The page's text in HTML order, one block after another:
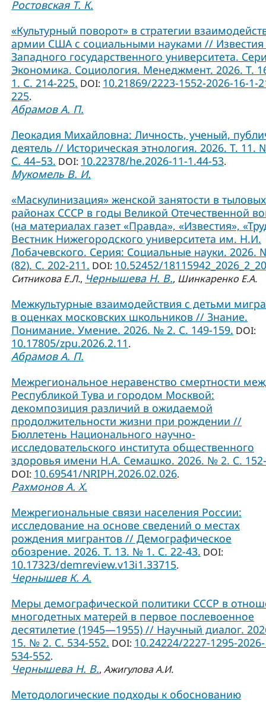
Ростовская Т. К.
«Культурный поворот» в стратегии
армии США с социальными науками //
Западного государственного университета.
Экономика. Социология. Менеджмент. 2026. Т.
1. С. 214-225. DOI: 10.21869/2223-1552-2026-16-1-
225.
Абрамов А. П.
Леокадия Михайловна: Личность, ученый,
деятель // Историческая этнология. 2026. Т. 11.
С. 44–53. DOI: 10.22378/he.2026-11-1.44-53.
Мукомель В. И.
«Маскулинизация» женской занятости в тыловых
районах СССР в годы Великой Отечественной
(на материалах газет «Правда», «Известия»,
Вестник Нижегородского университета им. Н.И.
Лобачевского. Серия: Социальные науки. 2026.
(82). С. 202-211. DOI: 10.52452/
Ситникова Е.Л., Чернышева Н. В., Шинкаренко Е.А.
Межкультурные взаимодействия с детьми
в оценках московских школьников // Знание.
Понимание. Умение. 2026. № 2. С. 149-159. DOI:
10.17805/zpu.2026.2.11.
Абрамов А. П.
Межрегиональное неравенство смертности
Республикой Тува и городом Москвой:
декомпозиция различий в ожидаемой
продолжительности жизни при рождении //
Бюллетень Национального научно-
исследовательского института общественного
здоровья имени Н.А. Семашко. 2026. № 2. С.
DOI: 10.69541/NRIPH.2026.02.026.
Рахмонов А. Х.
Межрегиональные связи населения России:
исследование на основе сведений о местах
рождения мигрантов // Демографическое
обозрение. 2026. Т. 13. № 1. С. 22-43. DOI:
10.17323/demreview.v13i1.33715.
Чернышев К. А.
Меры демографической политики СССР в
многодетных матерей в первое послевоенное
десятилетие (1945—1955) // Научный диалог.
15. № 2. С. 534-552. DOI: 10.24224/2227-1295-
534-552.
Чернышева Н. В., Ажигулова А.И.
Методологические подходы к обоснованию